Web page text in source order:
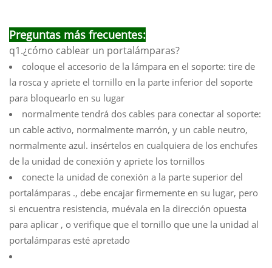
Preguntas más frecuentes:
q1.¿cómo cablear un portalámparas?
coloque el accesorio de la lámpara en el soporte: tire de
la rosca y apriete el tornillo en la parte inferior del soporte
para bloquearlo en su lugar
normalmente tendrá dos cables para conectar al soporte:
un cable activo, normalmente marrón, y un cable neutro,
normalmente azul. insértelos en cualquiera de los enchufes
de la unidad de conexión y apriete los tornillos
conecte la unidad de conexión a la parte superior del
portalámparas ., debe encajar firmemente en su lugar, pero
si encuentra resistencia, muévala en la dirección opuesta
para aplicar , o verifique que el tornillo que une la unidad al
portalámparas esté apretado